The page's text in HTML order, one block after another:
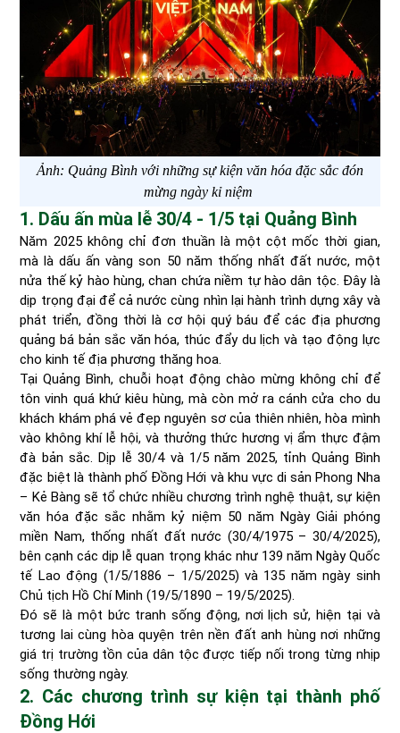
Ảnh: Quảng Bình với những sự kiện văn hóa đặc sắc đón
mừng ngày kỉ niệm
1. Dấu ấn mùa lễ 30/4 - 1/5 tại Quảng Bình
Năm 2025 không chỉ đơn thuần là một cột mốc thời gian,
mà là dấu ấn vàng son 50 năm thống nhất đất nước, một
nửa thế kỷ hào hùng, chan chứa niềm tự hào dân tộc. Đây là
dịp trọng đại để cả nước cùng nhìn lại hành trình dựng xây và
phát triển, đồng thời là cơ hội quý báu để các địa phương
quảng bá bản sắc văn hóa, thúc đẩy du lịch và tạo động lực
cho kinh tế địa phương thăng hoa.
Tại Quảng Bình, chuỗi hoạt động chào mừng không chỉ để
tôn vinh quá khứ kiêu hùng, mà còn mở ra cánh cửa cho du
khách khám phá vẻ đẹp nguyên sơ của thiên nhiên, hòa mình
vào không khí lễ hội, và thưởng thức hương vị ẩm thực đậm
đà bản sắc. Dịp lễ 30/4 và 1/5 năm 2025, tỉnh Quảng Bình
đặc biệt là thành phố Đồng Hới và khu vực di sản Phong Nha
– Kẻ Bàng sẽ tổ chức nhiều chương trình nghệ thuật, sự kiện
văn hóa đặc sắc nhằm kỷ niệm 50 năm Ngày Giải phóng
miền Nam, thống nhất đất nước (30/4/1975 – 30/4/2025),
bên cạnh các dịp lễ quan trọng khác như 139 năm Ngày Quốc
tế Lao động (1/5/1886 – 1/5/2025) và 135 năm ngày sinh
Chủ tịch Hồ Chí Minh (19/5/1890 – 19/5/2025).
Đó sẽ là một bức tranh sống động, nơi lịch sử, hiện tại và
tương lai cùng hòa quyện trên nền đất anh hùng nơi những
giá trị trường tồn của dân tộc được tiếp nối trong từng nhịp
sống thường ngày.
2. Các chương trình sự kiện tại thành phố
Đồng Hới